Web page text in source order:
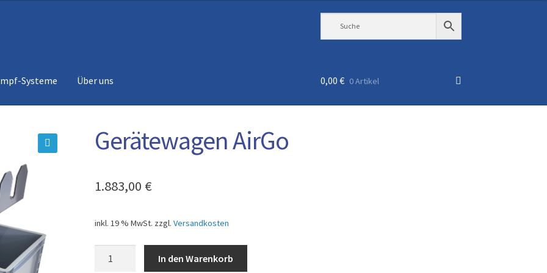
Systeme Über uns 0,00 € 0 Artikel
Gerätewagen AirGo
1.883,00 €
inkl. 19 % MwSt. zzgl. Versandkosten
In den Warenkorb